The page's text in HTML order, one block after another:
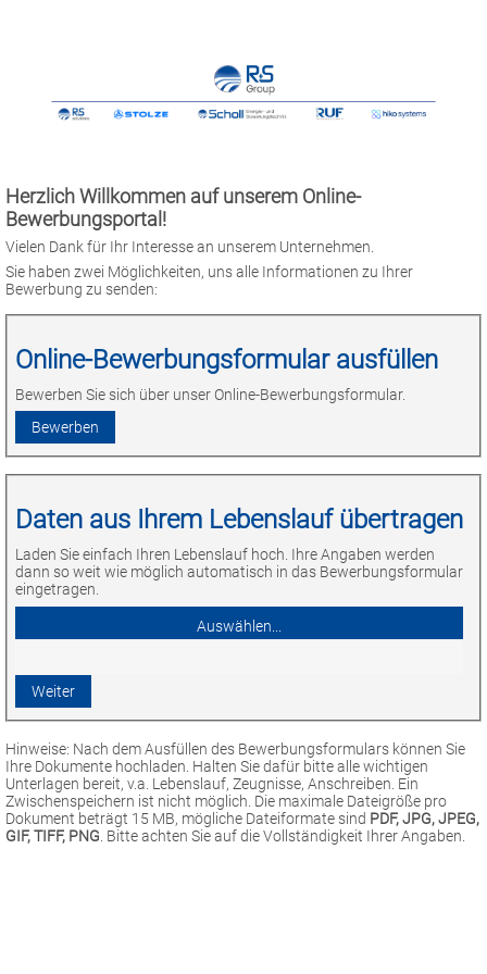
Herzlich Willkommen auf unserem Online-
Bewerbungsportal!
Vielen Dank für Ihr Interesse an unserem Unternehmen.
Sie haben zwei Möglichkeiten, uns alle Informationen zu Ihrer
Bewerbung zu senden:
Online-Bewerbungsformular ausfüllen
Bewerben Sie sich über unser Online-Bewerbungsformular.
Daten aus Ihrem Lebenslauf übertragen
Laden Sie einfach Ihren Lebenslauf hoch. Ihre Angaben werden
dann so weit wie möglich automatisch in das Bewerbungsformular
eingetragen.
Hinweise: Nach dem Ausfüllen des Bewerbungsformulars können Sie
Ihre Dokumente hochladen. Halten Sie dafür bitte alle wichtigen
Unterlagen bereit, v.a. Lebenslauf, Zeugnisse, Anschreiben. Ein
Zwischenspeichern ist nicht möglich. Die maximale Dateigröße pro
Dokument beträgt 15 MB, mögliche Dateiformate sind PDF, JPG, JPEG,
GIF, TIFF, PNG . Bitte achten Sie auf die Vollständigkeit Ihrer Angaben.